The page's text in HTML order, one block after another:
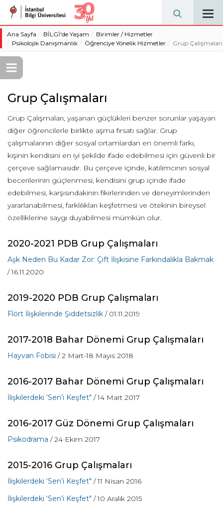
Ana Sayfa BİLGİ'de Yaşam
Birimler / Hizmetler
Psikolojik Danışmanlık
Öğrenciye Yönelik Hizmetler Grup Çalışmaları
Grup Çalışmaları
Grup Çalışmaları, yaşanan güçlükleri benzer sorunlar yaşayan
diğer öğrencilerle birlikte aşma fırsatı sağlar. Grup
çalışmalarının diğer sosyal ortamlardan en önemli farkı,
kişinin kendisini en iyi şekilde ifade edebilmesi için güvenli bir
çerçeve sağlamasıdır. Bu çerçeve içinde, katılımcının sosyal
becerilerinin güçlenmesi, kendisini grup içinde ifade
edebilmesi, karşısındakinin fikirlerinden ve deneyimlerinden
yararlanabilmesi, farklılıkları keşfetmesi ve ötekinin bireysel
özelliklerine saygı duyabilmesi mümkün olur.
2020-2021 PDB Grup Çalışmaları
Aşk Neden Bu Kadar Zor: Çift İlişkisine Farkındalıkla Bakmak
/ 16.11.2020
2019-2020 PDB Grup Çalışmaları
Flört İlişkilerinde Şiddetsizlik / 01.11.2019
2017-2018 Bahar Dönemi Grup Çalışmaları
Hayvan Fobisi / 2 Mart-18 Mayıs 2018
2016-2017 Bahar Dönemi Grup Çalışmaları
İlişkilerdeki ‘Sen’i Keşfet" / 14 Mart 2017
2016-2017 Güz Dönemi Grup Çalışmaları
Psikodrama / 24 Ekim 2017
2015-2016 Grup Çalışmaları
İlişkilerdeki ‘Sen’i Keşfet" / 11 Nisan 2016
İlişkilerdeki ‘Sen’i Keşfet" / 10 Aralık 2015